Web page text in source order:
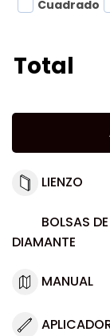
Cuadrado
Total
LIENZO
BOLSAS DE
DIAMANTE
MANUAL